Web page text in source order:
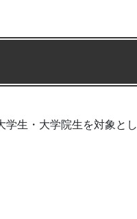
生・大学院生を対象とし